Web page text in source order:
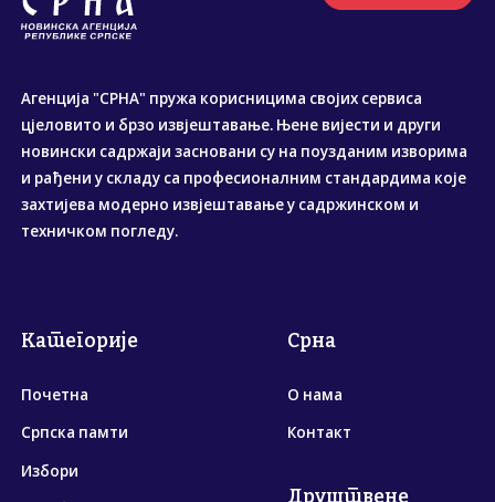
Агенција "СРНА" пружа корисницима својих сервиса
цјеловито и брзо извјештавање. Њене вијести и други
новински садржаји засновани су на поузданим изворима
и рађени у складу са професионалним стандардима које
захтијева модерно извјештавање у садржинском и
техничком погледу.
Категорије
Почетна
Српска памти
Избори
Срна
О нама
Контакт
Друштвене